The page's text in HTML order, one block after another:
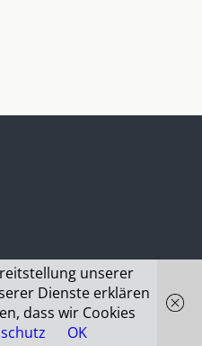
unserer
Dienste erklären
dass wir Cookies
OK